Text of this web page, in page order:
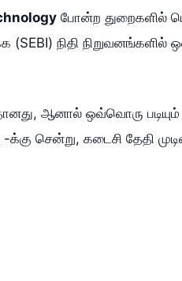
போன்ற துறைகளில்
(SEBI) நிதி நிறுவனங்களில்
ஆனால் ஒவ்வொரு படியும்
-க்கு சென்று, கடைசி தேதி